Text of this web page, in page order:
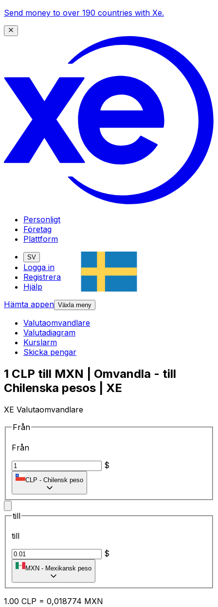
Send money to over 190 countries with Xe.
Personligt
Företag
Plattform
SV
Logga in
Registrera
Hjälp
Hämta appen Växla meny
Valutaomvandlare
Valutadiagram
Kurslarm
Skicka pengar
1 CLP till MXN | Omvandla - till
Chilenska pesos | XE
XE Valutaomvandlare
Från
Från
$
CLP - Chilensk peso
till
till
$
MXN - Mexikansk peso
1.00 CLP = 0,018774 MXN